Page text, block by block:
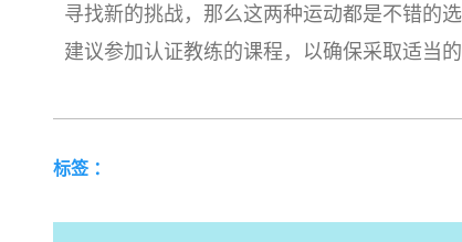
寻找新的挑战，那么这两种运动都是不错的选
建议参加认证教练的课程，以确保采取适当
标签 ：